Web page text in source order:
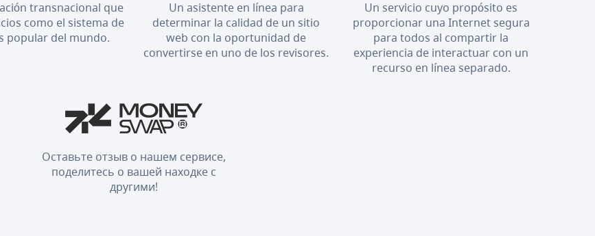
transnacional que
como el sistema de
popular del mundo.
Un asistente en línea para
determinar la calidad de un sitio
web con la oportunidad de
convertirse en uno de los revisores.
Un servicio cuyo propósito es
proporcionar una Internet segura
para todos al compartir la
experiencia de interactuar con un
recurso en línea separado.
Оставьте отзыв о нашем сервисе,
поделитесь о вашей находке с
другими!